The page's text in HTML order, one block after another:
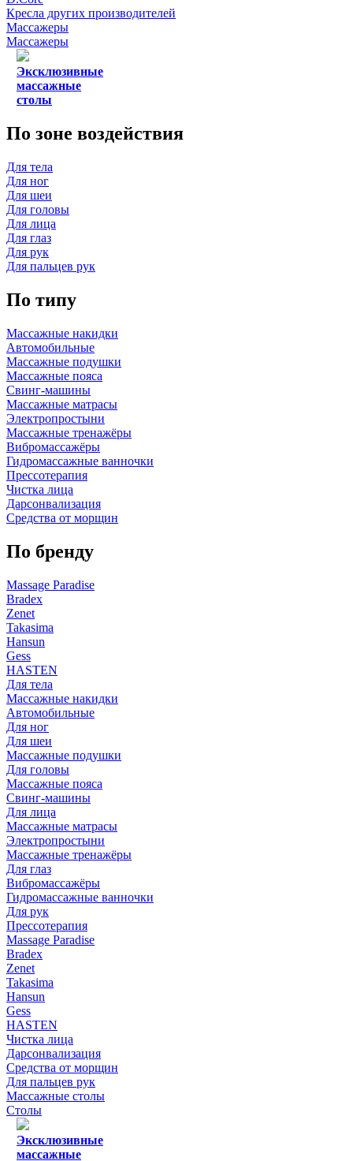
Кресла других производителей
Массажеры
Массажеры
Эксклюзивные
массажные
столы
По зоне воздействия
Для тела
Для ног
Для шеи
Для головы
Для лица
Для глаз
Для рук
Для пальцев рук
По типу
Массажные накидки
Автомобильные
Массажные подушки
Массажные пояса
Свинг-машины
Массажные матрасы
Электропростыни
Массажные тренажёры
Вибромассажёры
Гидромассажные ванночки
Прессотерапия
Чистка лица
Дарсонвализация
Средства от морщин
По бренду
Massage Paradise
Bradex
Zenet
Takasima
Hansun
Gess
HASTEN
Для тела
Массажные накидки
Автомобильные
Для ног
Для шеи
Массажные подушки
Для головы
Массажные пояса
Свинг-машины
Для лица
Массажные матрасы
Электропростыни
Массажные тренажёры
Для глаз
Вибромассажёры
Гидромассажные ванночки
Для рук
Прессотерапия
Massage Paradise
Bradex
Zenet
Takasima
Hansun
Gess
HASTEN
Чистка лица
Дарсонвализация
Средства от морщин
Для пальцев рук
Массажные столы
Столы
Эксклюзивные
массажные